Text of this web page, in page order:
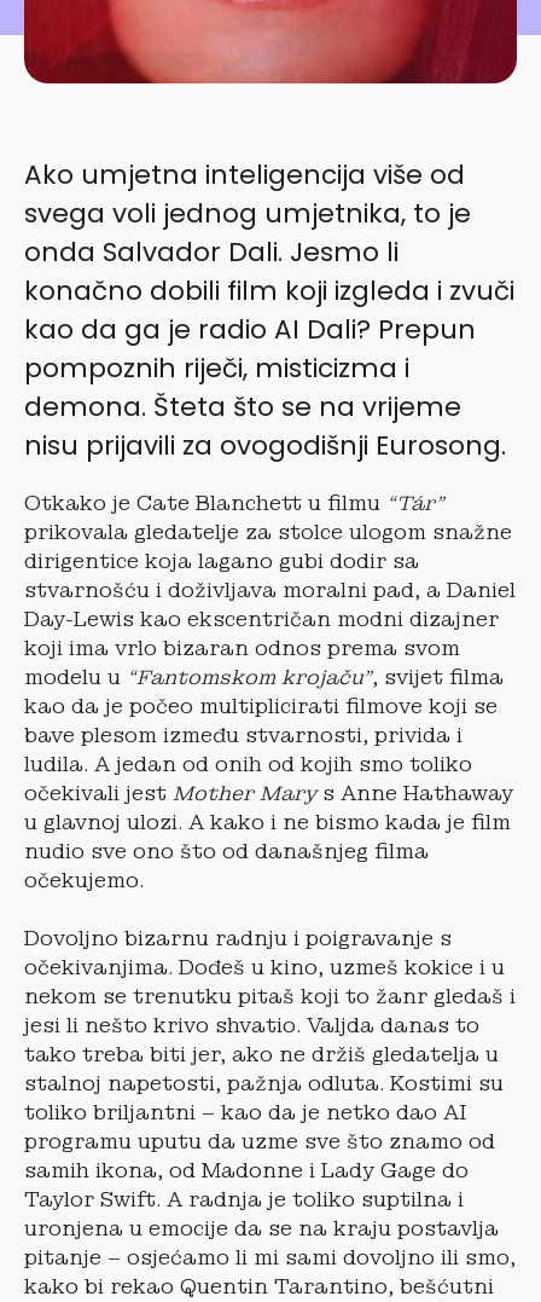
Ako umjetna inteligencija više od
svega voli jednog umjetnika, to je
onda Salvador Dali. Jesmo li
konačno dobili film koji izgleda i zvuči
kao da ga je radio AI Dali? Prepun
pompoznih riječi, misticizma i
demona. Šteta što se na vrijeme
nisu prijavili za ovogodišnji Eurosong.
Otkako je Cate Blanchett u filmu “Tár”
prikovala gledatelje za stolce ulogom snažne
dirigentice koja lagano gubi dodir sa
stvarnošću i doživljava moralni pad, a Daniel
Day-Lewis kao ekscentričan modni dizajner
koji ima vrlo bizaran odnos prema svom
modelu u “Fantomskom krojaču”, svijet filma
kao da je počeo multiplicirati filmove koji se
bave plesom između stvarnosti, privida i
ludila. A jedan od onih od kojih smo toliko
očekivali jest Mother Marys Anne Hathaway
u glavnoj ulozi. A kako i ne bismo kada je film
nudio sve ono što od današnjeg filma
očekujemo.
Dovoljno bizarnu radnju i poigravanje s
očekivanjima. Dođeš u kino, uzmeš kokice i u
nekom se trenutku pitaš koji to žanr gledaš i
jesi li nešto krivo shvatio. Valjda danas to
tako treba biti jer, ako ne držiš gledatelja u
stalnoj napetosti, pažnja odluta. Kostimi su
toliko briljantni – kao da je netko dao AI
programu uputu da uzme sve što znamo od
samih ikona, od Madonne i Lady Gage do
Taylor Swift. A radnja je toliko suptilna i
uronjena u emocije da se na kraju postavlja
pitanje – osjećamo li mi sami dovoljno ili smo,
kako bi rekao Quentin Tarantino, bešćutni